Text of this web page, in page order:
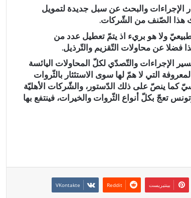
الإجراءات والبحث عن سبل جديدة لتمويل
هذا الصّنف من الشّركات.
ولا هو بريء اذ يتمّ تعطيل عدد من
فضلا عن محاولات التّقزيم والتّرذيل.
الإجراءات والتّصدّي لكلّ المحاولات اليائسة
التي لا همّ لها سوى الاستئثار بالثّروات
كما ينصّ على ذلك الدّستور، والشّركات الأهليّة
تعجّ بكلّ أنواع الثّروات والخيرات، فينتفع بها
بينتيريست